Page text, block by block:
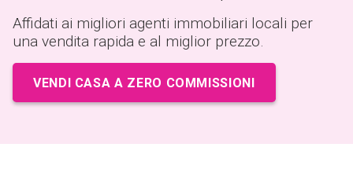
Affidati ai migliori agenti immobiliari locali per
una vendita rapida e al miglior prezzo.
VENDI CASA A ZERO COMMISSIONI